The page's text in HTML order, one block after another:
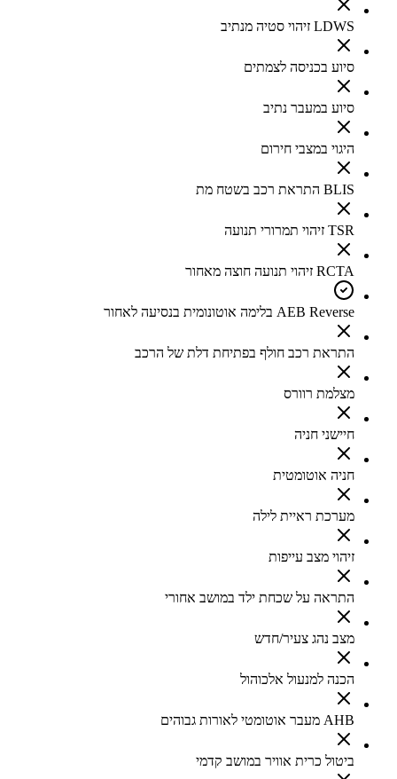
LDWS זיהוי סטיה מנתיב
סיוע בכניסה לצמתים
סיוע במעבר נתיב
היגוי במצבי חירום
BLIS התראת רכב בשטח מת
TSR זיהוי תמרורי תנועה
RCTA זיהוי תנועה חוצה מאחור
AEB Reverse בלימה אוטונומית בנסיעה לאחור
התראת רכב חולף בפתיחת דלת של הרכב
מצלמת רוורס
חיישני חניה
חניה אוטומטית
מערכת ראיית לילה
זיהוי מצב עייפות
התראה על שכחת ילד במושב אחורי
מצב נהג צעיר/חדש
הכנה למנעול אלכוהול
AHB מעבר אוטומטי לאורות גבוהים
ביטול כרית אוויר במושב קדמי